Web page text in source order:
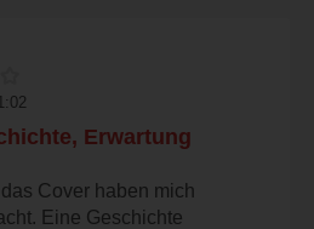
Erwartung
Cover haben mich
Eine Geschichte